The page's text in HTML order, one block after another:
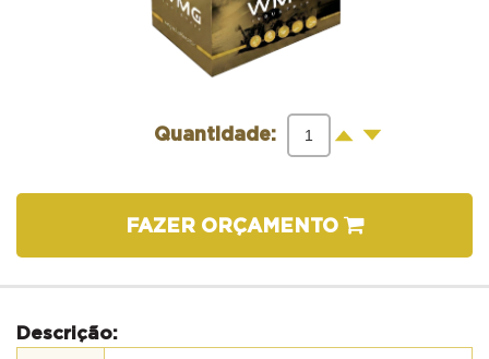
Quantidade: + -
FAZER ORÇAMENTO
Descrição: